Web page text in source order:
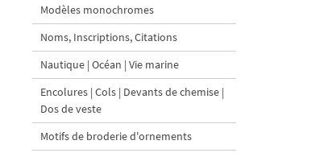
Modèles monochromes
Noms, Inscriptions, Citations
Nautique | Océan | Vie marine
Encolures | Cols | Devants de chemise |
Dos de veste
Motifs de broderie d'ornements